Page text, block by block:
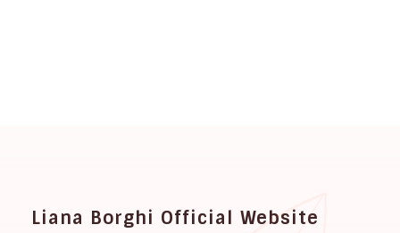
Liana Borghi Official Website